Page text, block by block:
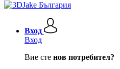
Вход
Вход
Вие сте нов потребител?